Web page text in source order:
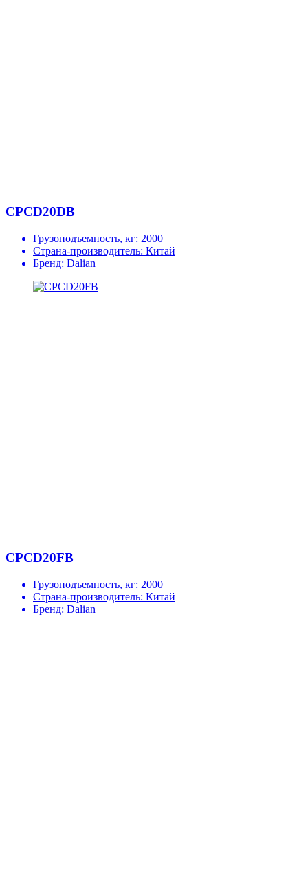
CPCD20DB
Грузоподъемность, кг: 2000
Страна-производитель: Китай
Бренд: Dalian
CPCD20FB
Грузоподъемность, кг: 2000
Страна-производитель: Китай
Бренд: Dalian